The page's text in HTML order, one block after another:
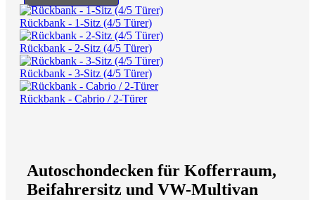
Rückbank - 1-Sitz (4/5 Türer)
Rückbank - 2-Sitz (4/5 Türer)
Rückbank - 3-Sitz (4/5 Türer)
Rückbank - Cabrio / 2-Türer
Autoschondecken für Kofferraum,
Beifahrersitz und VW-Multivan